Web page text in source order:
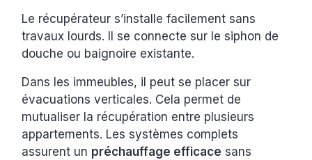
Le récupérateur s’installe facilement sans
travaux lourds. Il se connecte sur le siphon de
douche ou baignoire existante.
Dans les immeubles, il peut se placer sur
évacuations verticales. Cela permet de
mutualiser la récupération entre plusieurs
appartements. Les systèmes complets
assurent un préchauffage efficace sans